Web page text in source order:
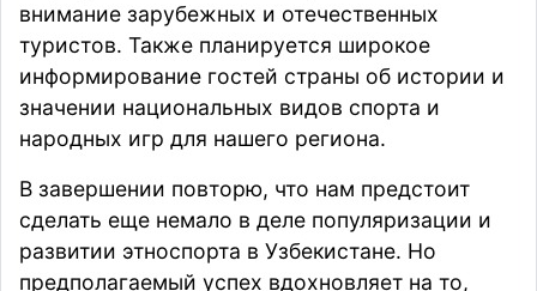
внимание зарубежных и отечественных
туристов. Также планируется широкое
информирование гостей страны об истории и
значении национальных видов спорта и
народных игр для нашего региона.
В завершении повторю, что нам предстоит
сделать еще немало в деле популяризации и
развитии этноспорта в Узбекистане. Но
предполагаемый успех вдохновляет на то,